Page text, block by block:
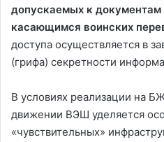
допускаемых к документам
касающимся воинских
доступа осуществляется в
(грифа) секретности
В условиях реализации на
движении ВЭШ уделяется
«чувствительных»